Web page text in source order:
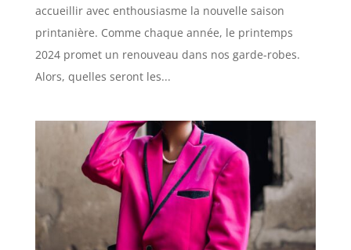
accueillir avec enthousiasme la nouvelle saison
printanière. Comme chaque année, le printemps
2024 promet un renouveau dans nos garde-robes.
Alors, quelles seront les...